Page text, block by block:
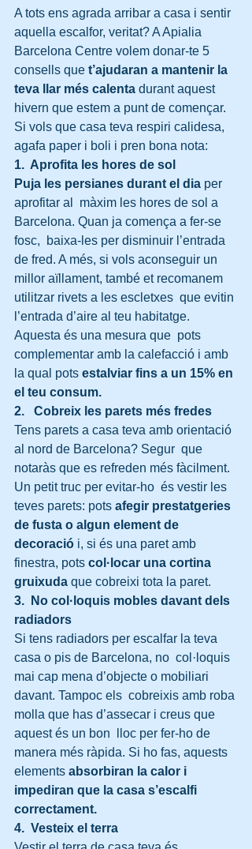
A tots ens agrada arribar a casa i sentir
aquella escalfor, veritat? A Apialia
Barcelona Centre volem donar-te 5
consells que t’ajudaran a mantenir la
teva llar més calenta durant aquest
hivern que estem a punt de començar.
Si vols que casa teva respiri calidesa,
agafa paper i boli i pren bona nota:
1.  Aprofita les hores de sol
Puja les persianes durant el dia per
aprofitar al  màxim les hores de sol a
Barcelona. Quan ja comença a fer-se
fosc,  baixa-les per disminuir l’entrada
de fred. A més, si vols aconseguir un
millor aïllament, també et recomanem
utilitzar rivets a les escletxes  que evitin
l’entrada d’aire al teu habitatge.
Aquesta és una mesura que  pots
complementar amb la calefacció i amb
la qual pots estalviar fins a un 15% en
el teu consum.
2.   Cobreix les parets més fredes
Tens parets a casa teva amb orientació
al nord de Barcelona? Segur  que
notaràs que es refreden més fàcilment.
Un petit truc per evitar-ho  és vestir les
teves parets: pots afegir prestatgeries
de fusta o algun element de
decoració i, si és una paret amb
finestra, pots col·locar una cortina
gruixuda que cobreixi tota la paret.
3.  No col·loquis mobles davant dels
radiadors
Si tens radiadors per escalfar la teva
casa o pis de Barcelona, no  col·loquis
mai cap mena d’objecte o mobiliari
davant. Tampoc els  cobreixis amb roba
molla que has d’assecar i creus que
aquest és un bon  lloc per fer-ho de
manera més ràpida. Si ho fas, aquests
elements absorbiran la calor i
impediran que la casa s’escalfi
correctament.
4.  Vesteix el terra